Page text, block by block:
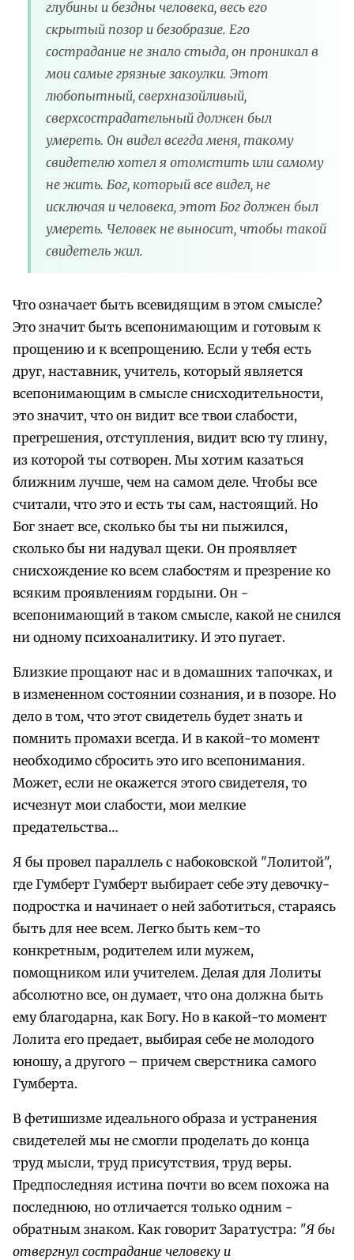
глубины и бездны человека, весь его
скрытый позор и безобразие. Его
сострадание не знало стыда, он проникал в
мои самые грязные закоулки. Этот
любопытный, сверхназойливый,
сверхсострадательный должен был
умереть. Он видел всегда меня, такому
свидетелю хотел я отомстить или самому
не жить. Бог, который все видел, не
исключая и человека, этот Бог должен был
умереть. Человек не выносит, чтобы такой
свидетель жил.
Что означает быть всевидящим в этом смысле?
Это значит быть всепонимающим и готовым к
прощению и к всепрощению. Если у тебя есть
друг, наставник, учитель, который является
всепонимающим в смысле снисходительности,
это значит, что он видит все твои слабости,
прегрешения, отступления, видит всю ту глину,
из которой ты сотворен. Мы хотим казаться
ближним лучше, чем на самом деле. Чтобы все
считали, что это и есть ты сам, настоящий. Но
Бог знает все, сколько бы ты ни пыжился,
сколько бы ни надувал щеки. Он проявляет
снисхождение ко всем слабостям и презрение ко
всяким проявлениям гордыни. Он -
всепонимающий в таком смысле, какой не снился
ни одному психоаналитику. И это пугает.
Близкие прощают нас и в домашних тапочках, и
в измененном состоянии сознания, и в позоре. Но
дело в том, что этот свидетель будет знать и
помнить промахи всегда. И в какой-то момент
необходимо сбросить это иго всепонимания.
Может, если не окажется этого свидетеля, то
исчезнут мои слабости, мои мелкие
предательства…
Я бы провел параллель с набоковской "Лолитой",
где Гумберт Гумберт выбирает себе эту девочку-
подростка и начинает о ней заботиться, стараясь
быть для нее всем. Легко быть кем-то
конкретным, родителем или мужем,
помощником или учителем. Делая для Лолиты
абсолютно все, он думает, что она должна быть
ему благодарна, как Богу. Но в какой-то момент
Лолита его предает, выбирая себе не молодого
юношу, а другого – причем сверстника самого
Гумберта.
В фетишизме идеального образа и устранения
свидетелей мы не смогли проделать до конца
труд мысли, труд присутствия, труд веры.
Предпоследняя истина почти во всем похожа на
последнюю, но отличается только одним -
обратным знаком. Как говорит Заратустра: "Я бы
отвергнул сострадание человеку и